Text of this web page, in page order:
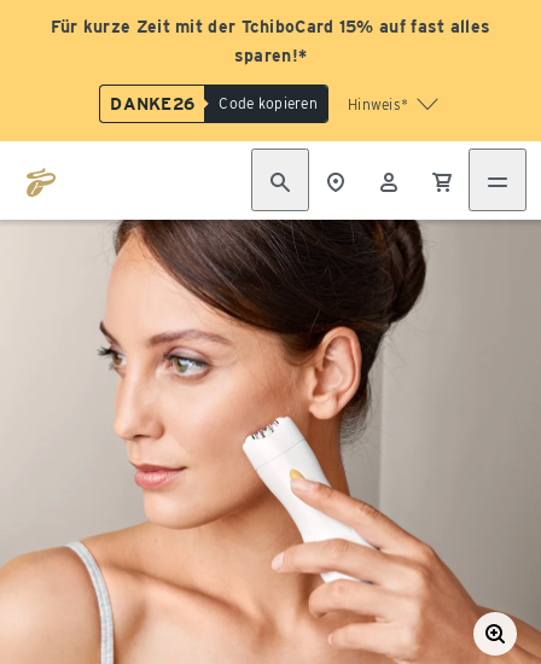
Für kurze Zeit mit der TchiboCard 15% auf fast alles
sparen!*
DANKE26 Code kopieren Hinweis*